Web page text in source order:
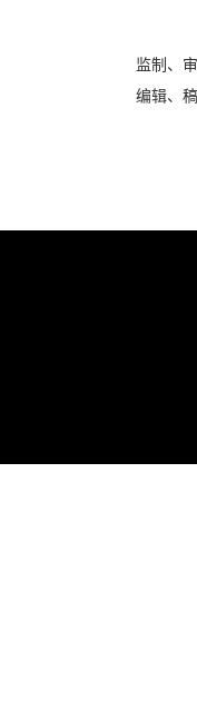
监制、
编辑、